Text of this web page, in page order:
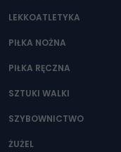
LEKKOATLETYKA
PIŁKA NOŻNA
PIŁKA RĘCZNA
SZTUKI WALKI
SZYBOWNICTWO
ŻUŻEL